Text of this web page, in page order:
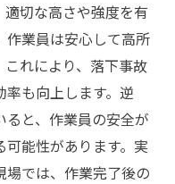
切な高さや強度を有
作業員は安心して高所
れにより、落下事故
も向上します。逆
と、作業員の安全が
能性があります。実
場では、作業完了後の